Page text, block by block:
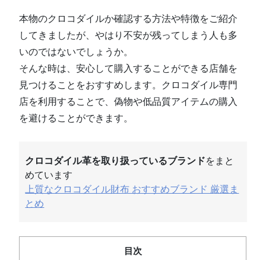
本物のクロコダイルか確認する方法や特徴をご紹介
してきましたが、やはり不安が残ってしまう人も多
いのではないでしょうか。
そんな時は、安心して購入することができる店舗を
見つけることをおすすめします。クロコダイル専門
店を利用することで、偽物や低品質アイテムの購入
を避けることができます。
クロコダイル革を取り扱っているブランドをまと
めています
上質なクロコダイル財布 おすすめブランド 厳選ま
とめ
目次